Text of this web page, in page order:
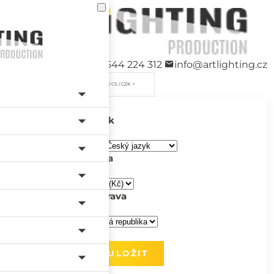
+420 544 224 312 info@artlighting.cz
/ CS / CZK
Jazyk
Měna
Doprava